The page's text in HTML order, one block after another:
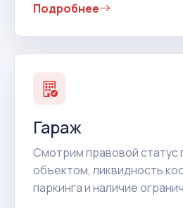
Подробнее
Гараж
Смотрим правовой статус
объектом, ликвидность
паркинга и наличие